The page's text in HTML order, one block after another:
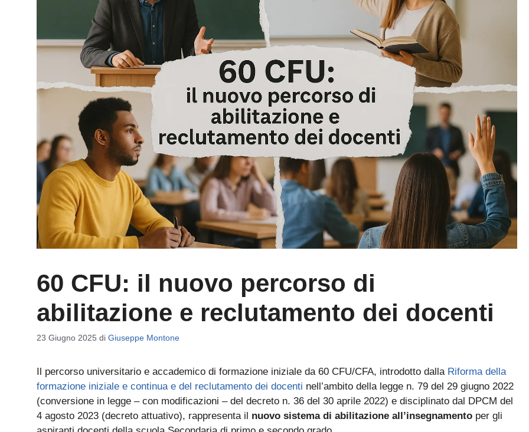
60 CFU: il nuovo percorso di
abilitazione e reclutamento dei docenti
23 Giugno 2025 di Giuseppe Montone
Il percorso universitario e accademico di formazione iniziale da 60 CFU/CFA, introdotto dalla Riforma della
formazione iniziale e continua e del reclutamento dei docenti nell’ambito della legge n. 79 del 29 giugno 2022
(conversione in legge – con modificazioni – del decreto n. 36 del 30 aprile 2022) e disciplinato dal DPCM del
4 agosto 2023 (decreto attuativo), rappresenta il nuovo sistema di abilitazione all’insegnamento per gli